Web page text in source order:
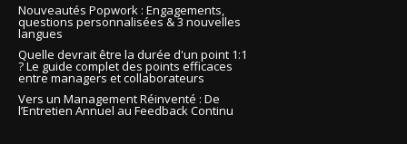
Nouveautés Popwork : Engagements,
questions personnalisées & 3 nouvelles
langues
Quelle devrait être la durée d'un point 1:1
? Le guide complet des points efficaces
entre managers et collaborateurs
Vers un Management Réinventé : De
l’Entretien Annuel au Feedback Continu